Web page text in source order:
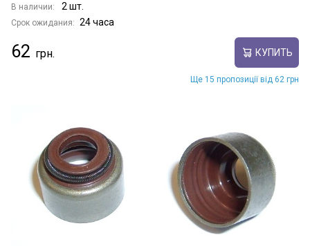
В наличии: 2 шт.
Срок ожидания: 24 часа
62 КУПИТЬ
Ще 15 пропозиції від 62 грн